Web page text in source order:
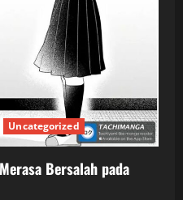
Uncategorized
Bersalah pada